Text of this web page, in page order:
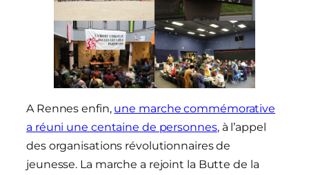
A Rennes enfin, une marche commémorative
a réuni une centaine de personnes, à l’appel
des organisations révolutionnaires de
jeunesse. La marche a rejoint la Butte de la